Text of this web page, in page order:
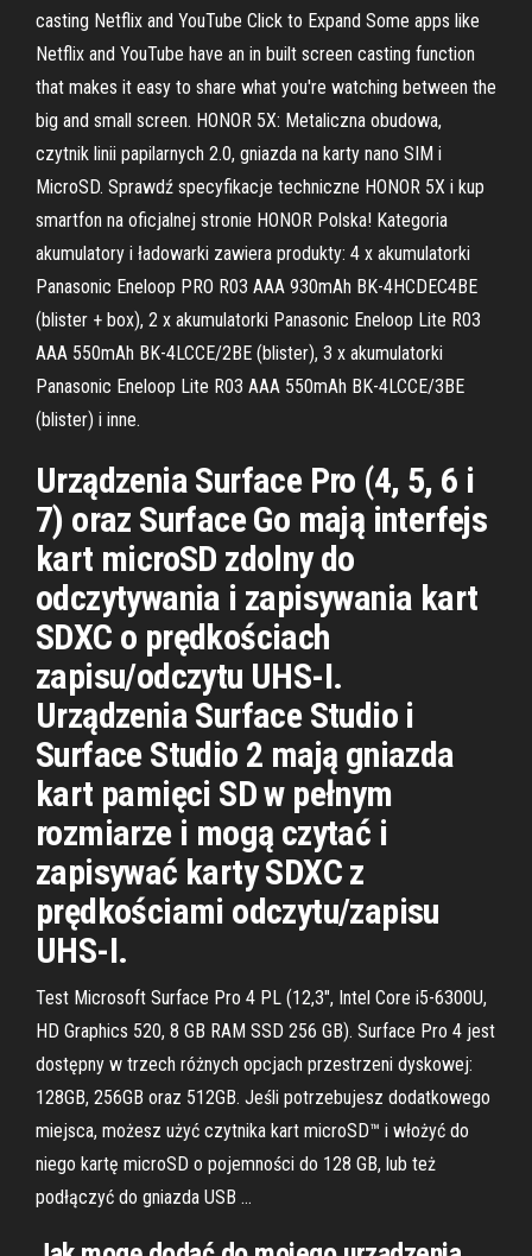
casting Netflix and YouTube Click to Expand Some apps like
Netflix and YouTube have an in built screen casting function
that makes it easy to share what you're watching between the
big and small screen. HONOR 5X: Metaliczna obudowa,
czytnik linii papilarnych 2.0, gniazda na karty nano SIM i
MicroSD. Sprawdź specyfikacje techniczne HONOR 5X i kup
smartfon na oficjalnej stronie HONOR Polska! Kategoria
akumulatory i ładowarki zawiera produkty: 4 x akumulatorki
Panasonic Eneloop PRO R03 AAA 930mAh BK-4HCDEC4BE
(blister + box), 2 x akumulatorki Panasonic Eneloop Lite R03
AAA 550mAh BK-4LCCE/2BE (blister), 3 x akumulatorki
Panasonic Eneloop Lite R03 AAA 550mAh BK-4LCCE/3BE
(blister) i inne.
Urządzenia Surface Pro (4, 5, 6 i
7) oraz Surface Go mają interfejs
kart microSD zdolny do
odczytywania i zapisywania kart
SDXC o prędkościach
zapisu/odczytu UHS-I.
Urządzenia Surface Studio i
Surface Studio 2 mają gniazda
kart pamięci SD w pełnym
rozmiarze i mogą czytać i
zapisywać karty SDXC z
prędkościami odczytu/zapisu
UHS-I.
Test Microsoft Surface Pro 4 PL (12,3", Intel Core i5-6300U,
HD Graphics 520, 8 GB RAM SSD 256 GB). Surface Pro 4 jest
dostępny w trzech różnych opcjach przestrzeni dyskowej:
128GB, 256GB oraz 512GB. Jeśli potrzebujesz dodatkowego
miejsca, możesz użyć czytnika kart microSD™ i włożyć do
niego kartę microSD o pojemności do 128 GB, lub też
podłączyć do gniazda USB …